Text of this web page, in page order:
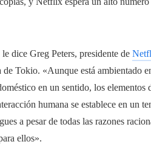
dice Greg Peters, presidente de
Tokio. «Aunque está ambientado
en un sentido, los elementos
humana se establece en un
a pesar de todas las razones
ellos».